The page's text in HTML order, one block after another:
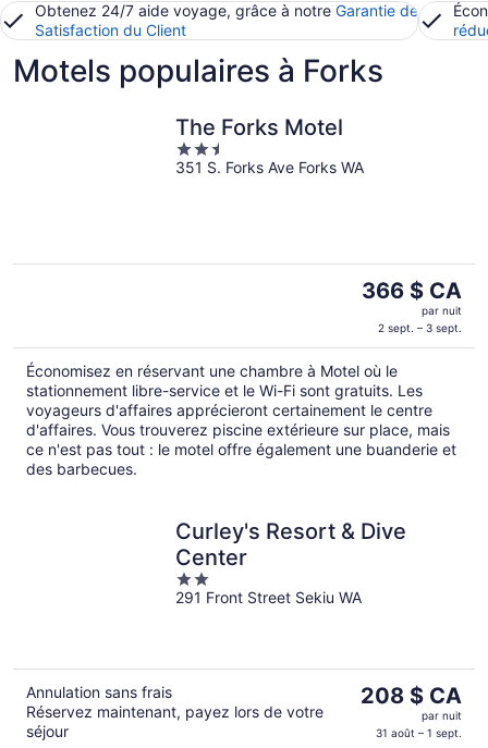
Obtenez 24/7 aide voyage, grâce à notre Garantie de
Satisfaction du Client
Motels populaires à Forks
The Forks Motel
2.5
out
351 S. Forks Ave Forks WA
Le
est
de 366 $ CA
par
nuit
366 $ CA
par nuit
2 sept. – 3 sept.
Économisez en réservant une chambre à Motel où le
stationnement libre-service et le Wi-Fi sont gratuits. Les
voyageurs d'affaires apprécieront certainement le centre
d'affaires. Vous trouverez piscine extérieure sur place, mais
ce n'est pas tout : le motel offre également une buanderie et
des barbecues.
Curley's Resort & Dive
Center
2
out
291 Front Street Sekiu WA
Annulation sans frais
Réservez maintenant, payez lors de votre
séjour
Le
est
208 $ CA
par nuit
31 août – 1 sept.